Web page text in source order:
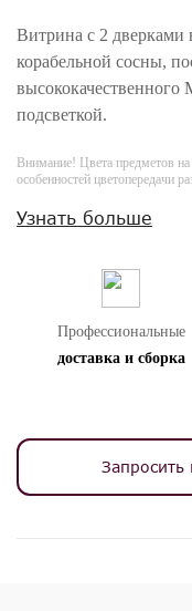
Витрина с 2 дверками
корабельной сосны,
подсветкой.
Внимание! Цвета предметов
особенностей цветопередачи
Узнать больше
Профессиональные
доставка и сборка
Запросить